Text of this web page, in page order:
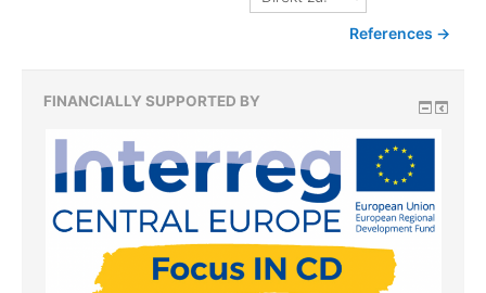
zu:
References →
FINANCIALLY SUPPORTED BY